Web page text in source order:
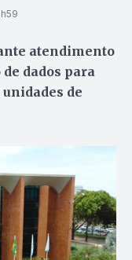
atendimento
dados para
de